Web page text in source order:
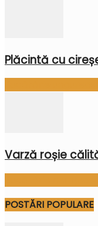
Plăcintă cu
Varză roșie
POSTĂRI POPULARE